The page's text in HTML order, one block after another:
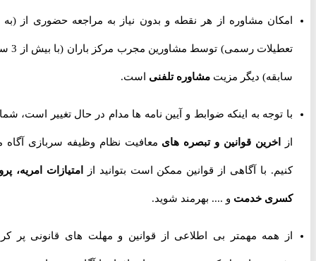
امکان مشاوره از هر نقطه و بدون نیاز به مراجعه حضوری از (به جز
تعطیلات رسمی) توسط مشاورین مجرب مرکز باران (با بیش از 3 سال
سابقه) دیگر مزیت مشاوره تلفنیاست.
با توجه به اینکه ضوابط و آیین نامه ها مدام در حال تغییر است، شما را
اخرین قوانین و تبصره هایمعافیت نظام وظیفه سربازی آگاه می
کنیم. با آگاهی از قوانین ممکن است بتوانید ازامتیازات امریه، پروژه
کسری خدمتو .... بهرمند شوید.
از همه مهمتر بی اطلاعی از قوانین و مهلت های قانونی پر کردن